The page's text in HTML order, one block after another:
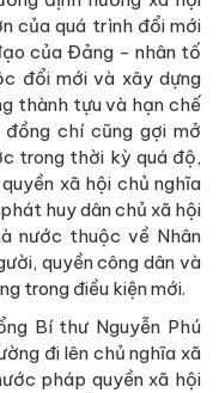
của quá trình đổi mới
của Đảng - nhân tố
đổi mới và xây dựng
thành tựu và hạn chế
chí cũng gợi mở
trong thời kỳ quá độ,
xã hội chủ nghĩa
huy dân chủ xã hội
nước thuộc về Nhân
quyền công dân và
trong điều kiện mới.
Bí thư Nguyễn Phú
đi lên chủ nghĩa xã
pháp quyền xã hội